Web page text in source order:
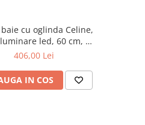
cu oglinda Celine,
led, 60 cm, 2
rafturi, soft close, alb
406,00 Lei
IN COS